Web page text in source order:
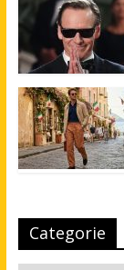
Categorie